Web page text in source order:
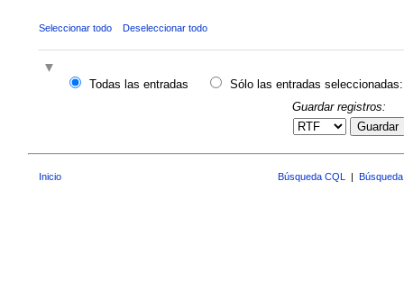
Seleccionar todo Deseleccionar todo
Todas las entradas
Sólo las entradas seleccionadas:
Guardar registros:
Guardar
Inicio Búsqueda CQL